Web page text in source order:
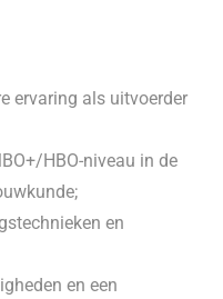
ervaring als uitvoerder
HBO-niveau in de
en
en een